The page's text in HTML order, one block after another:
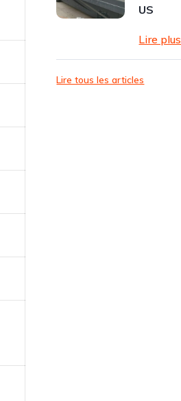
US
Lire plus
Lire tous les articles